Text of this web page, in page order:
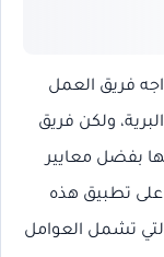
فريق العمل
ولكن فريق
بفضل معايير
تطبيق هذه
تشمل العوامل